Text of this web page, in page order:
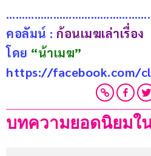
คอลัมน์ : ก้อนเมฆเล่าเรื่อง
โดย “น้าเมฆ”
https://facebook.com/
บทความยอดนิยมใ